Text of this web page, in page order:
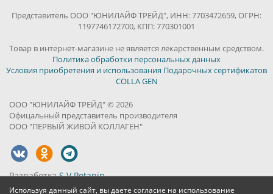
Используя данный сайт, вы даете согласие на использование
Представитель ООО "ЮНИЛАЙФ ТРЕЙД", ИНН: 7703472659, ОГРН:
1197746172700, КПП: 770301001
Товар в интернет-магазине не является лекарственным средством.
Политика обработки персональных данных
Условия приобретения и использования Подарочных сертификатов
COLLA GEN
ООО "ЮНИЛАЙФ ТРЕЙД" © 2026
Офицальный представитель производителя
ООО "ПЕРВЫЙ ЖИВОЙ КОЛЛАГЕН"
РазработкаS.V.Potanin